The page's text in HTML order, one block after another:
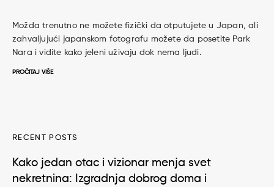
Možda trenutno ne možete fizički da otputujete u Japan, ali
zahvaljujući japanskom fotografu možete da posetite Park
Nara i vidite kako jeleni uživaju dok nema ljudi.
PROČITAJ VIŠE
RECENT POSTS
Kako jedan otac i vizionar menja svet
nekretnina: Izgradnja dobrog doma i